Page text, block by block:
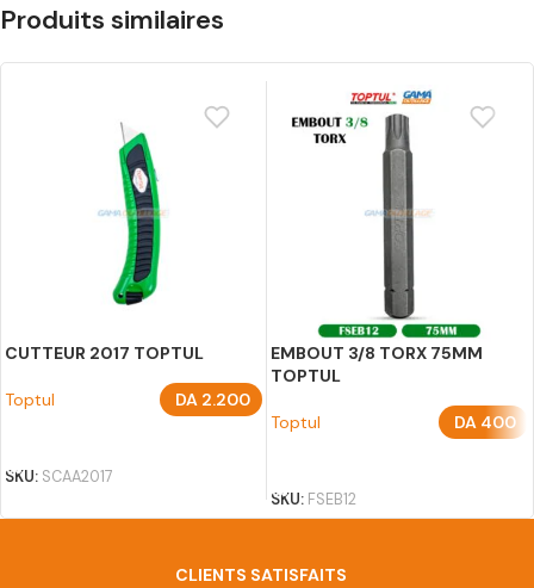
Produits similaires
CUTTEUR 2017 TOPTUL
Toptul DA 2.200
SKU: SCAA2017
EMBOUT 3/8 TORX 75MM
TOPTUL
Toptul DA 400
SKU: FSEB12
CLIENTS SATISFAITS